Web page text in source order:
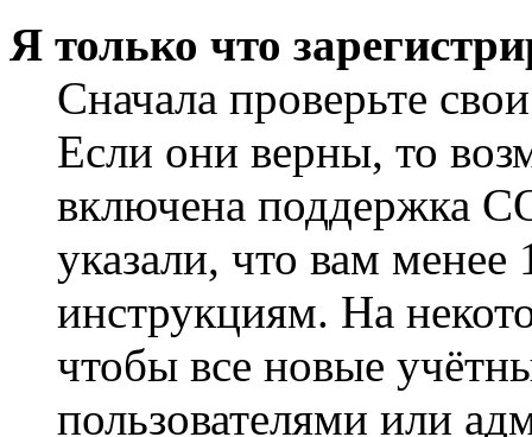
Я только что
Сначала проверьте
Если они верны, то
включена поддержка
указали, что вам
инструкциям. На
чтобы все новые
пользователями или